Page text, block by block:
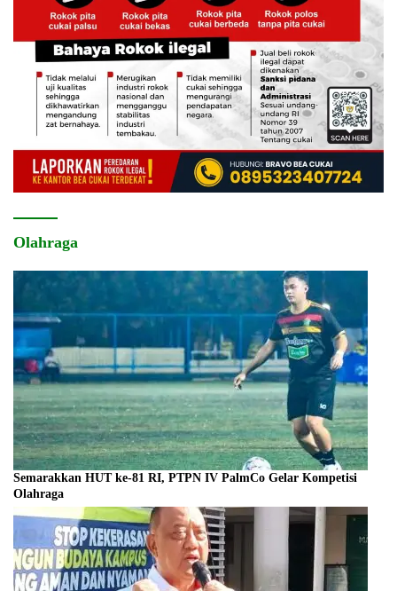
Olahraga
Semarakkan HUT ke-81 RI, PTPN IV PalmCo Gelar Kompetisi
Olahraga